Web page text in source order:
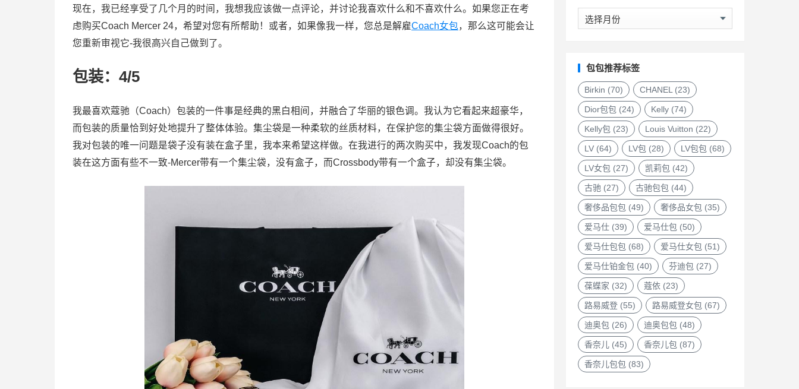
现在，我已经享受了几个月的时间，我想我应该做一点评论，并讨论我喜欢什么和不喜欢什么。如果您正在考
虑购买Coach Mercer 24，希望对您有所帮助！或者，如果像我一样，您总是解雇Coach女包，那么这可能会让
您重新审视它-我很高兴自己做到了。
包装：4/5
我最喜欢蔻驰（Coach）包装的一件事是经典的黑白相间，并融合了华丽的银色调。我认为它看起来超豪华，
而包装的质量恰到好处地提升了整体体验。集尘袋是一种柔软的丝质材料，在保护您的集尘袋方面做得很好。
我对包装的唯一问题是袋子没有装在盒子里，我本来希望这样做。在我进行的两次购买中，我发现Coach的包
装在这方面有些不一致-Mercer带有一个集尘袋，没有盒子，而Crossbody带有一个盒子，却没有集尘袋。
奢
侈
包
品
牌
包包推荐标签
Birkin (70) CHANEL(23)
Dior包包 (24) Kelly (74)
Kelly包 (23) Louis Vuitton (22)
LV (64) LV包 (28) LV包包 (68)
LV女包 (27) 凯莉包 (42)
古驰 (27) 古驰包包 (44)
奢侈品包包 (49) 奢侈品女包 (35)
爱马仕 (39) 爱马仕包 (50)
爱马仕包包 (68) 爱马仕女包 (51)
爱马仕铂金包 (40) 芬迪包 (27)
葆蝶家 (32) 蔻依 (23)
路易威登 (55) 路易威登女包 (67)
迪奥包 (26) 迪奥包包 (48)
香奈儿 (45) 香奈儿包 (87)
香奈儿包包 (83)